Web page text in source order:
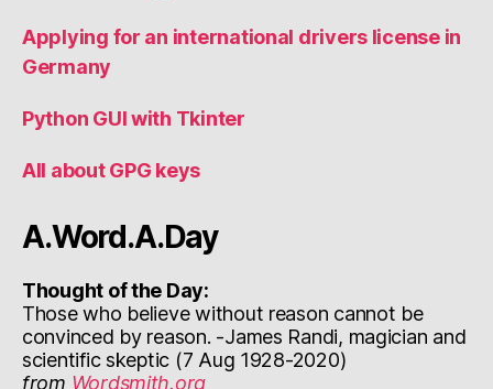
Applying for an international drivers license in
Germany
Python GUI with Tkinter
All about GPG keys
A.Word.A.Day
Thought of the Day:
Those who believe without reason cannot be
convinced by reason. -James Randi, magician and
scientific skeptic (7 Aug 1928-2020)
from Wordsmith.org